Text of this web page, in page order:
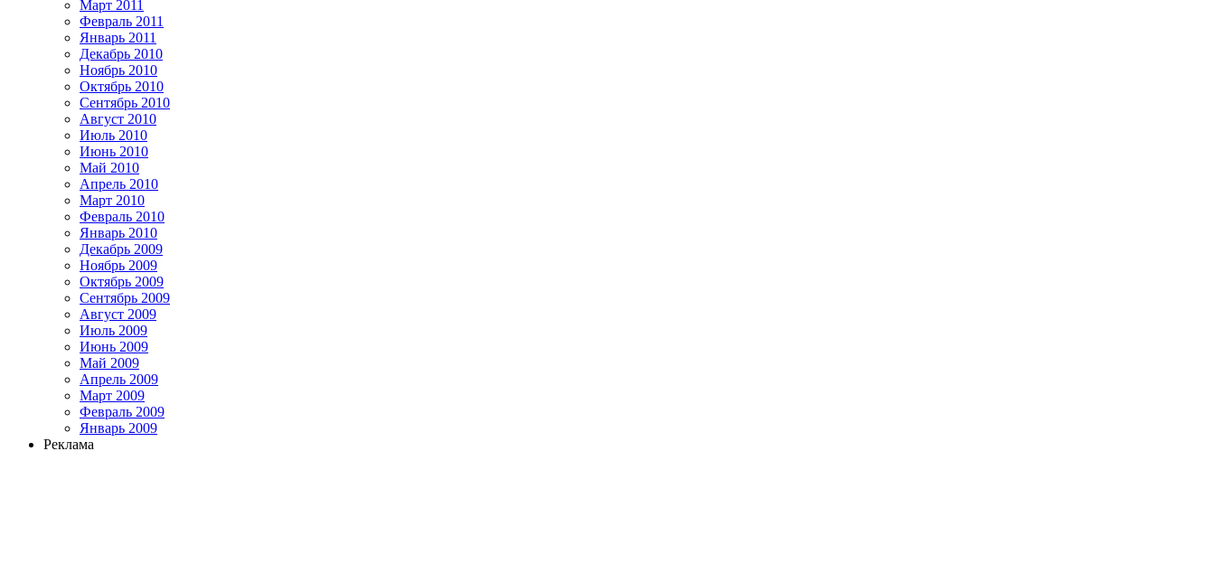
Март 2011
Февраль 2011
Январь 2011
Декабрь 2010
Ноябрь 2010
Октябрь 2010
Сентябрь 2010
Август 2010
Июль 2010
Июнь 2010
Май 2010
Апрель 2010
Март 2010
Февраль 2010
Январь 2010
Декабрь 2009
Ноябрь 2009
Октябрь 2009
Сентябрь 2009
Август 2009
Июль 2009
Июнь 2009
Май 2009
Апрель 2009
Март 2009
Февраль 2009
Январь 2009
Реклама